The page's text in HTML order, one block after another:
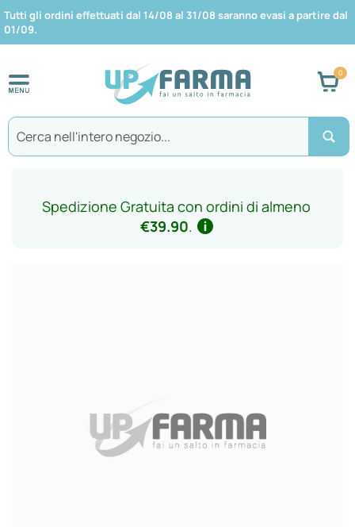
Tutti gli ordini effettuati dal 14/08 al 31/08 saranno evasi a partire dal
01/09.
Spedizione Gratuita con ordini di almeno
€39.90.